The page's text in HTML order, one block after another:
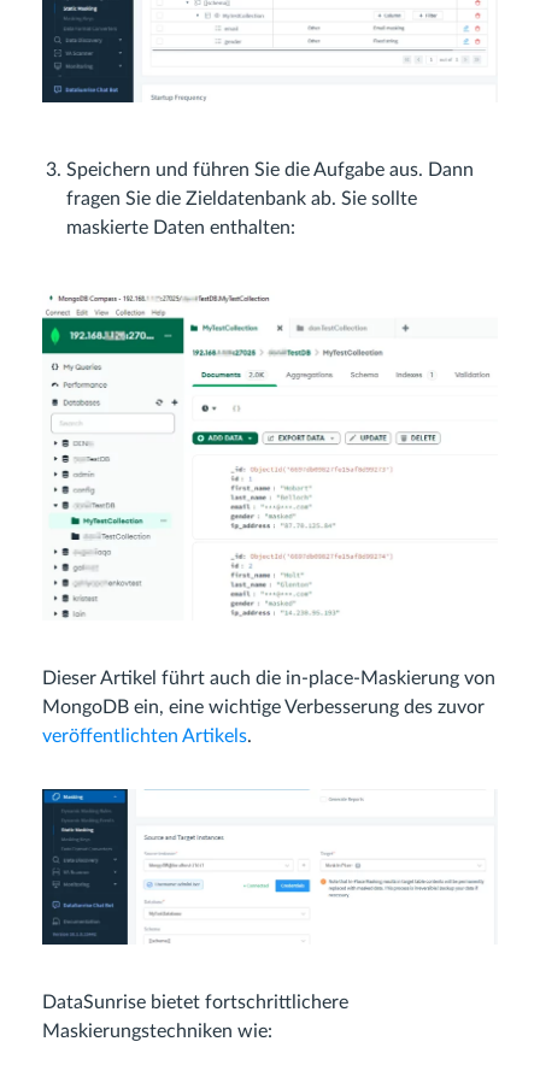
Speichern und führen Sie die Aufgabe aus. Dann
fragen Sie die Zieldatenbank ab. Sie sollte
maskierte Daten enthalten:
Dieser Artikel führt auch die in-place-Maskierung von
MongoDB ein, eine wichtige Verbesserung des zuvor
veröffentlichten Artikels.
DataSunrise bietet fortschrittlichere
Maskierungstechniken wie: